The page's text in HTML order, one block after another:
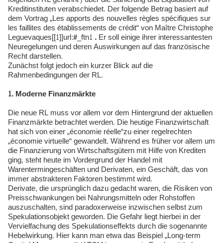
Kreditinstituten verabschiedet. Der folgende Betrag basiert auf
dem Vortrag „Les apports des nouvelles règles spécifiques sur
les faillites des établissements de crédit“ von Maître Christophe
Leguevaques[[1]]url:#_ftn1 .Er soll einige ihrer interessantesten
Neuregelungen und deren Auswirkungen auf das französische
Recht darstellen.
Zunächst folgt jedoch ein kurzer Blick auf die
Rahmenbedingungen der RL.
1. Moderne Finanzmärkte
Die neue RL muss vor allem vor dem Hintergrund der aktuellen
Finanzmärkte betrachtet werden. Die heutige Finanzwirtschaft
hat sich von einer „économie réelle“zu einer regelrechten
„économie virtuelle“ gewandelt. Während es früher vor allem um
die Finanzierung von Wirtschaftsgütern mit Hilfe von Krediten
ging, steht heute im Vordergrund der Handel mit
Warentermingeschäften und Derivaten, ein Geschäft, das von
immer abstrakteren Faktoren bestimmt wird.
Derivate, die ursprünglich dazu gedacht waren, die Risiken von
Preisschwankungen bei Nahrungsmitteln oder Rohstoffen
auszuschalten, sind paradoxerweise inzwischen selbst zum
Spekulationsobjekt geworden. Die Gefahr liegt hierbei in der
Vervielfachung des Spekulationseffekts durch die sogenannte
Hebelwirkung. Hier kann man etwa das Beispiel „Long-term